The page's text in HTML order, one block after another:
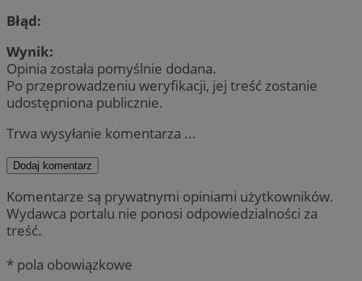
Błąd:
Wynik:
Opinia została pomyślnie dodana.
Po przeprowadzeniu weryfikacji, jej treść zostanie
udostępniona publicznie.
Trwa wysyłanie komentarza ...
Dodaj komentarz
Komentarze są prywatnymi opiniami użytkowników.
Wydawca portalu nie ponosi odpowiedzialności za
treść.
* pola obowiązkowe